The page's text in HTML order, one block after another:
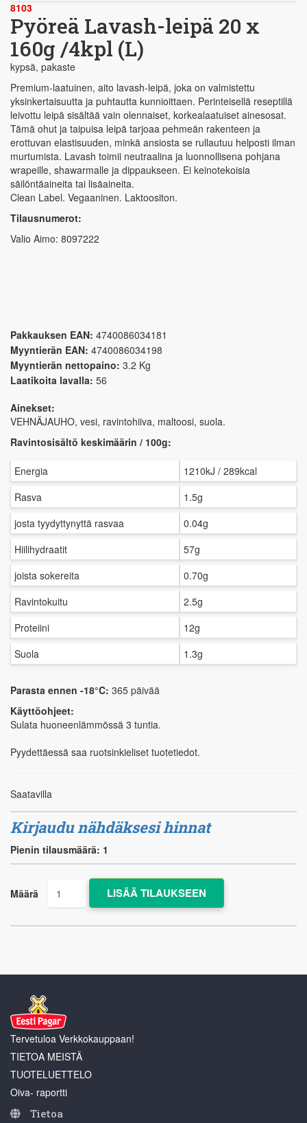
8103
Pyöreä Lavash-leipä 20 x
160g /4kpl (L)
kypsä, pakaste
Premium-laatuinen, aito lavash-leipä, joka on valmistettu
yksinkertaisuutta ja puhtautta kunnioittaen. Perinteisellä reseptillä
leivottu leipä sisältää vain olennaiset, korkealaatuiset ainesosat.
Tämä ohut ja taipuisa leipä tarjoaa pehmeän rakenteen ja
erottuvan elastisuuden, minkä ansiosta se rullautuu helposti ilman
murtumista. Lavash toimii neutraalina ja luonnollisena pohjana
wrapeille, shawarmalle ja dippaukseen. Ei keinotekoisia
säilöntäaineita tai lisäaineita.
Clean Label. Vegaaninen. Laktoositon.
Tilausnumerot:
Valio Aimo: 8097222
Pakkauksen EAN: 4740086034181
Myyntierän EAN: 4740086034198
Myyntierän nettopaino: 3.2 Kg
Laatikoita lavalla: 56
Ainekset:
VEHNÄJAUHO, vesi, ravintohiiva, maltoosi, suola.
Ravintosisältö keskimäärin / 100g:
Energia
1210kJ / 289kcal
Rasva
1.5g
josta tyydyttynyttä rasvaa
0.04g
Hiilihydraatit
57g
joista sokereita
0.70g
Ravintokuitu
2.5g
Proteiini
12g
Suola
1.3g
Parasta ennen -18°C: 365 päivää
Käyttöohjeet:
Sulata huoneenlämmössä 3 tuntia.
Pyydettäessä saa ruotsinkieliset tuotetiedot.
Saatavilla
Kirjaudu nähdäksesi hinnat
Pienin tilausmäärä: 1
Määrä
Tervetuloa Verkkokauppaan!
TIETOA MEISTÄ
TUOTELUETTELO
Oiva- raportti
Tietoa